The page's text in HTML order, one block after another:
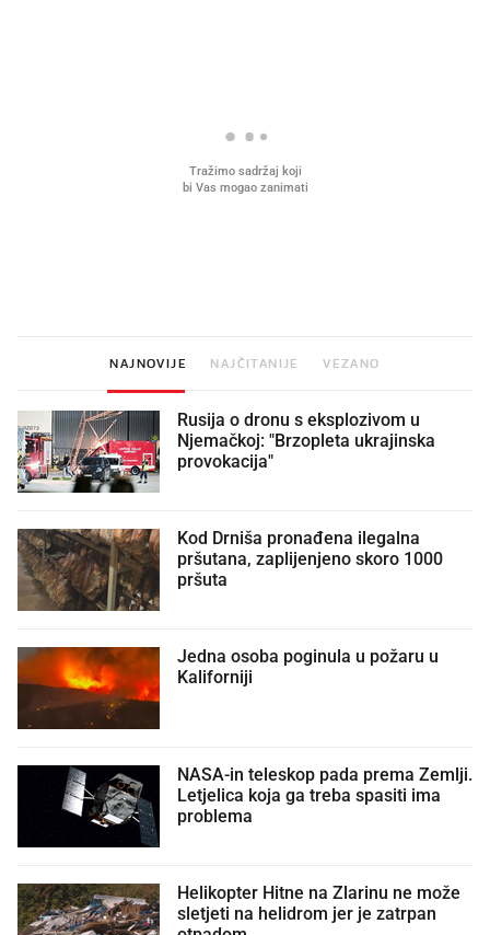
NAJNOVIJE NAJČITANIJE VEZANO
Rusija o dronu s eksplozivom u
Njemačkoj: "Brzopleta ukrajinska
provokacija"
Kod Drniša pronađena ilegalna
pršutana, zaplijenjeno skoro 1000
pršuta
Jedna osoba poginula u požaru u
Kaliforniji
NASA-in teleskop pada prema Zemlji.
Letjelica koja ga treba spasiti ima
problema
Helikopter Hitne na Zlarinu ne može
sletjeti na helidrom jer je zatrpan